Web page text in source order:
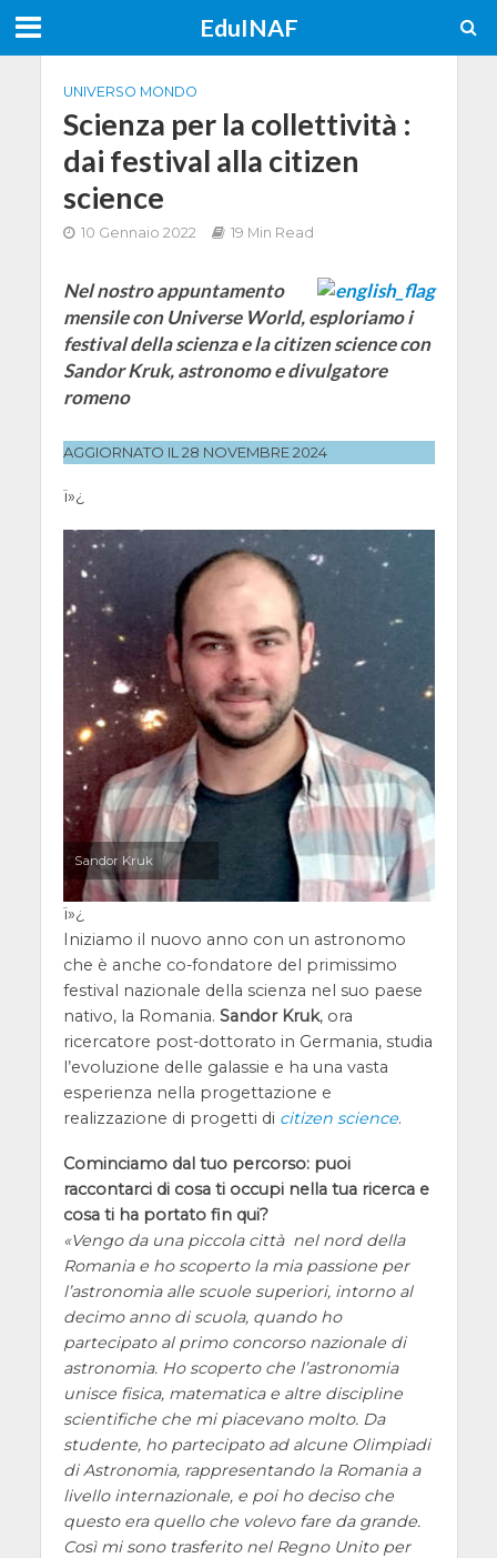
EduINAF
UNIVERSO MONDO
Scienza per la collettività :
dai festival alla citizen
science
10 Gennaio 2022 19 Min Read
Nel nostro appuntamento
mensile con Universe World, esploriamo i
festival della scienza e la citizen science con
Sandor Kruk, astronomo e divulgatore
romeno
AGGIORNATO IL 28 NOVEMBRE 2024
ï»¿
Sandor Kruk
ï»¿
Iniziamo il nuovo anno con un astronomo
che è anche co-fondatore del primissimo
festival nazionale della scienza nel suo paese
nativo, la Romania. Sandor Kruk, ora
ricercatore post-dottorato in Germania, studia
l’evoluzione delle galassie e ha una vasta
esperienza nella progettazione e
realizzazione di progetti di citizen science.
Cominciamo dal tuo percorso: puoi
raccontarci di cosa ti occupi nella tua ricerca e
cosa ti ha portato fin qui?
Vengo da una piccola città nel nord della
Romania e ho scoperto la mia passione per
l’astronomia alle scuole superiori, intorno al
decimo anno di scuola, quando ho
partecipato al primo concorso nazionale di
astronomia. Ho scoperto che l’astronomia
unisce fisica, matematica e altre discipline
scientifiche che mi piacevano molto. Da
studente, ho partecipato ad alcune Olimpiadi
di Astronomia, rappresentando la Romania a
livello internazionale, e poi ho deciso che
questo era quello che volevo fare da grande.
Così mi sono trasferito nel Regno Unito per